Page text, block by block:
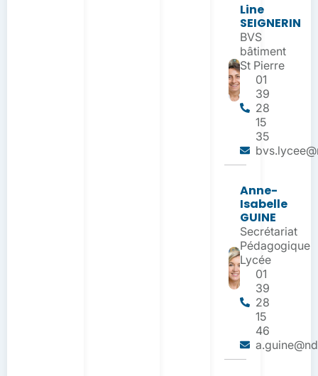
Line
SEIGNERIN
BVS
bâtiment
St Pierre
01
39
28
15
35
Anne-
Isabelle
GUINE
Secrétariat
Pédagogique
Lycée
01
39
28
15
46